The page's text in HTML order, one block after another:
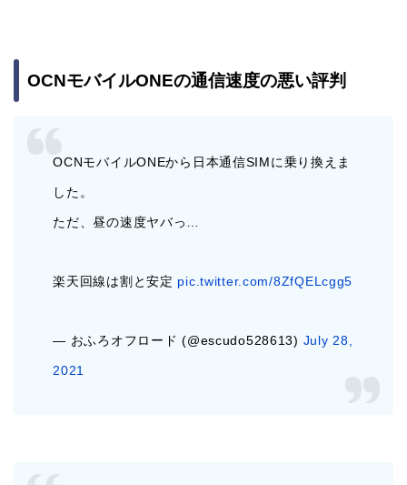
OCNモバイルONEの通信速度の悪い評判
OCNモバイルONEから日本通信SIMに乗り換えま
した。
ただ、昼の速度ヤバっ…
楽天回線は割と安定 pic.twitter.com/8ZfQELcgg5
— おふろオフロード (@escudo528613) July 28,
2021